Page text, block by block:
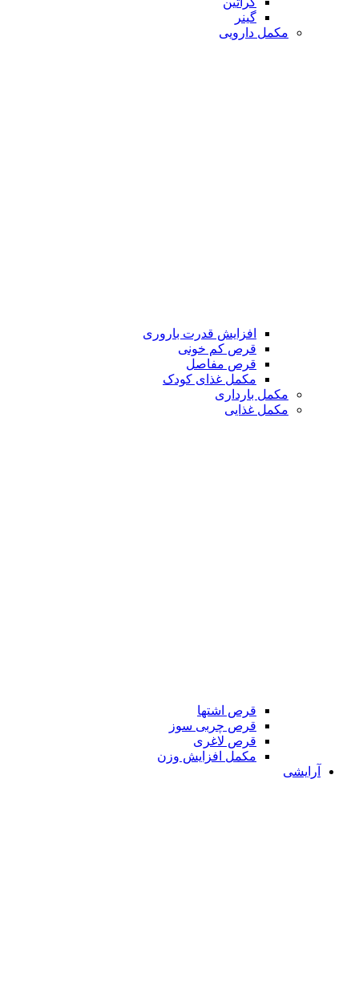
گینر
مکمل دارویی
افزایش قدرت باروری
قرص کم خونی
قرص مفاصل
مکمل غذای کودک
مکمل بارداری
مکمل غذایی
قرص اشتها
قرص چربی سوز
قرص لاغری
مکمل افزایش وزن
آرایشی